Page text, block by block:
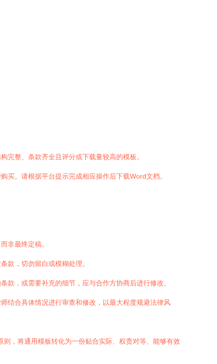
完整、条款齐全且评分或下载量较高的模板。
买。请根据平台提示完成相应操作后下载Word文档。
非最终定稿。
款，切勿留白或模糊处理。
款，或需要补充的细节，应与合作方协商后进行修改。
结合具体情况进行审查和修改，以最大程度规避法律风
，将通用模板转化为一份贴合实际、权责对等、能够有效